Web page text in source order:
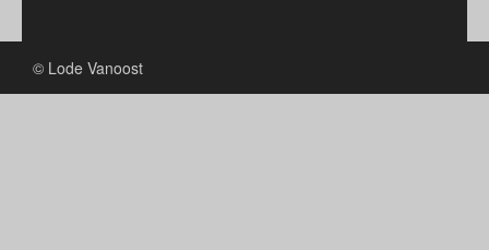
© Lode Vanoost